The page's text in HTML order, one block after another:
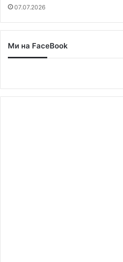
07.07.2026
Ми на FaceBook